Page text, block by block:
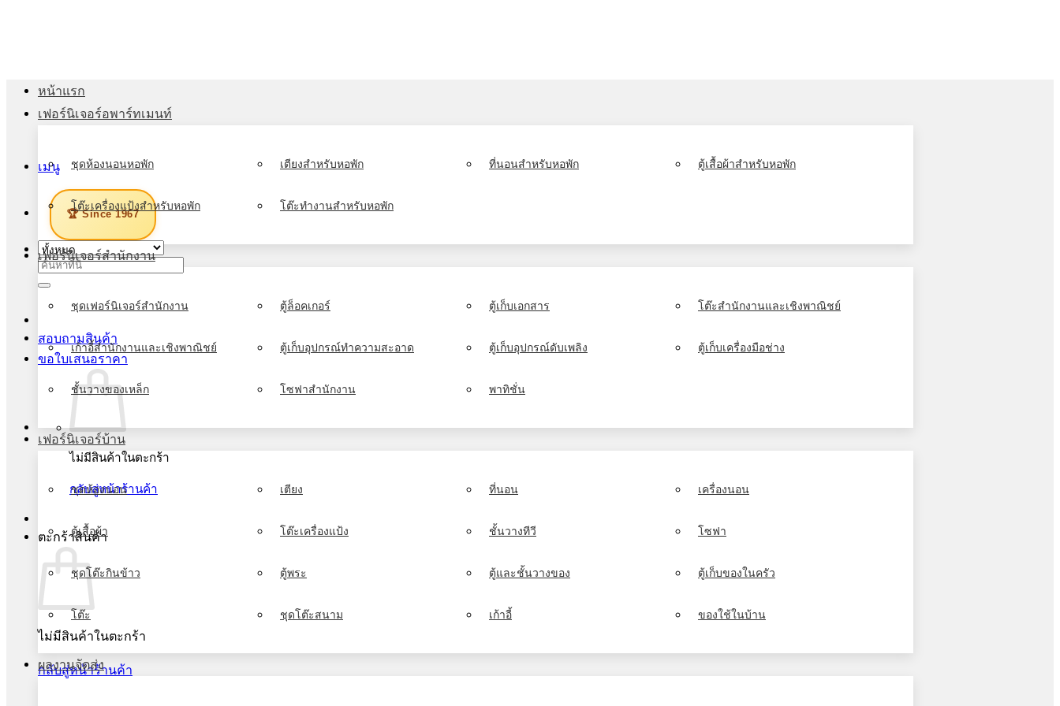
เมนู
🏆 Since 1967
ค้นหา:
สอบถามสินค้า
ขอใบเสนอราคา
ไม่มีสินค้าในตะกร้า
กลับสู่หน้าร้านค้า
ตะกร้าสินค้า
ไม่มีสินค้าในตะกร้า
กลับสู่หน้าร้านค้า
หน้าแรก
เฟอร์นิเจอร์อพาร์ทเมนท์
ชุดห้องนอนหอพัก เตียงสำหรับหอพัก ที่นอนสำหรับหอพัก ตู้เสื้อผ้าสำหรับหอพัก
โต๊ะเครื่องแป้งสำหรับหอพัก โต๊ะทำงานสำหรับหอพัก
เฟอร์นิเจอร์สำนักงาน
ชุดเฟอร์นิเจอร์สำนักงาน ตู้ล็อคเกอร์ ตู้เก็บเอกสาร โต๊ะสำนักงานและเชิงพาณิชย์
เก้าอี้สำนักงานและเชิงพาณิชย์ ตู้เก็บอุปกรณ์ทำความสะอาด ตู้เก็บอุปกรณ์ดับเพลิง ตู้เก็บเครื่องมือช่าง
ชั้นวางของเหล็ก โซฟาสำนักงาน พาทิชั่น
เฟอร์นิเจอร์บ้าน
ชุดห้องนอน เตียง ที่นอน เครื่องนอน
ตู้เสื้อผ้า โต๊ะเครื่องแป้ง ชั้นวางทีวี โซฟา
ชุดโต๊ะกินข้าว ตู้พระ ตู้และชั้นวางของ ตู้เก็บของในครัว
โต๊ะ ชุดโต๊ะสนาม เก้าอี้ ของใช้ในบ้าน
ผลงานจัดส่ง